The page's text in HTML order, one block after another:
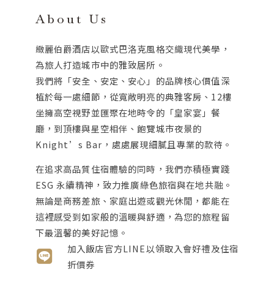
About Us
緻麗伯爵酒店以歐式巴洛克風格交織現代美學，
為旅人打造城市中的雅致居所。
我們將「安全、安定、安心」的品牌核心價值深
植於每一處細節，從寬敞明亮的典雅客房、12樓
坐擁高空視野並匯聚在地時令的「皇家宴」餐
廳，到頂樓與星空相伴、飽覽城市夜景的
Knight’s Bar，處處展現細膩且專業的款待。
在追求高品質住宿體驗的同時，我們亦積極實踐
ESG 永續精神，致力推廣綠色旅宿與在地共融。
無論是商務差旅、家庭出遊或觀光休閒，都能在
這裡感受到如家般的溫暖與舒適，為您的旅程留
下最溫馨的美好記憶。
加入飯店官方LINE以領取入會好禮及住宿
折價券